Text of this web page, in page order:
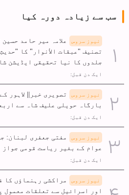
سب سے زیادہ دورہ کیا
نیوز سروس
علامہ میر حامد
تصنیف "عبقات الأنوار" کا
جلدوں کا نیا تحقیقی ایڈیشن
ایک دن قبل:
نیوز سروس
تصویری خبر|| لاہور
بارگاہ حویلی علیف شاہ سے
ایک دن قبل:
نیوز سروس
مفتی جعفری لبنان:
عوام کے بغیر ریاست قومی
ایک دن قبل:
نیوز سروس
مراکشی رہنماؤں کا
اور اسرائیل سے تعلقات معمول